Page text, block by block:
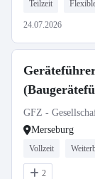
Teilzeit
24.07.2026
GFZ -
Merseburg
Vollzeit
2